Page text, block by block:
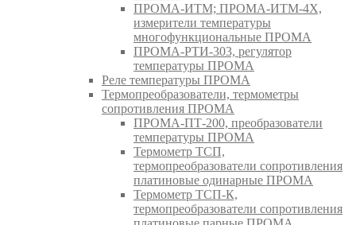
ПРОМА-ИТМ; ПРОМА-ИТМ-4Х,
измерители температуры
многофункциональные ПРОМА
ПРОМА-РТИ-303, регулятор
температуры ПРОМА
Реле температуры ПРОМА
Термопреобразователи, термометры
сопротивления ПРОМА
ПРОМА-ПТ-200, преобразователи
температуры ПРОМА
Термометр ТСП,
термопреобразователи сопротивления
платиновые одинарные ПРОМА
Термометр ТСП-К,
термопреобразователи сопротивления